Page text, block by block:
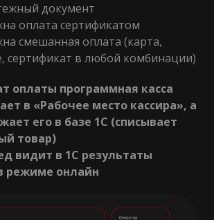
документ
оплата сертификатом
смешанная оплата (карта,
сертификат в любой комбинации)
оплаты программная касса
в «Рабочее место кассира», а
его в базе 1С (списывает
товар)
видит в 1С результаты
режиме онлайн